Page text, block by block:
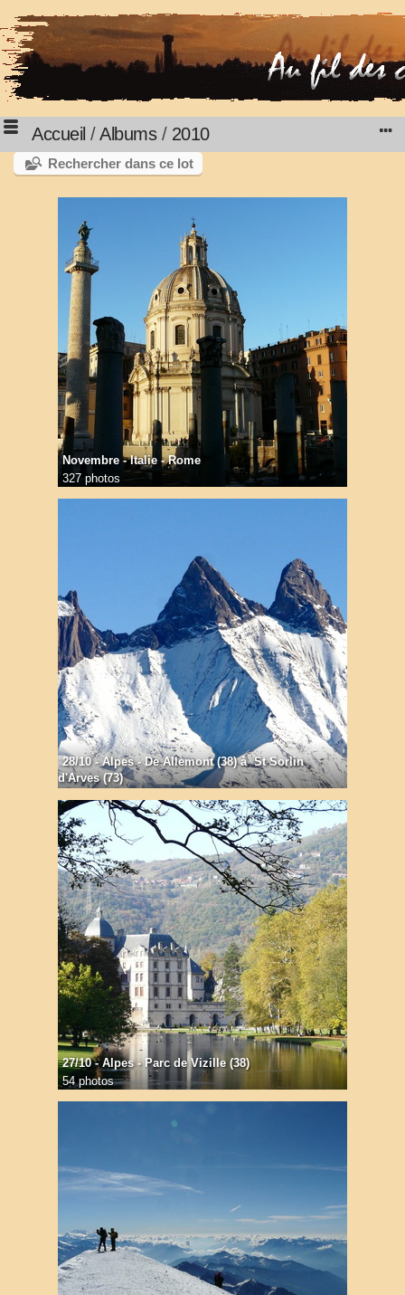
Accueil /Albums/ 2010
Rechercher dans ce lot
Novembre - Italie - Rome
327 photos
28/10 - Alpes - De Allemont (38) à St Sorlin
d'Arves (73)
27/10 - Alpes - Parc de Vizille (38)
54 photos